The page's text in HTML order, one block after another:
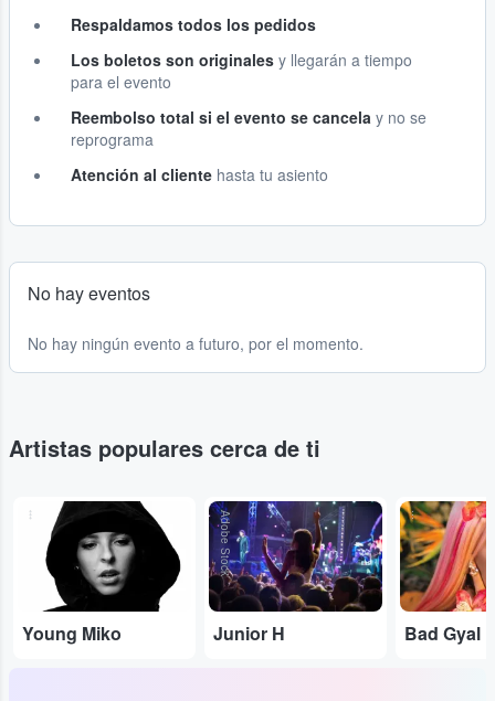
Respaldamos todos los pedidos
Los boletos son originales y llegarán a tiempo
para el evento
Reembolso total si el evento se cancela y no se
reprograma
Atención al cliente hasta tu asiento
No hay eventos
No hay ningún evento a futuro, por el momento.
Artistas populares cerca de ti
...
Young Miko
Adobe Stock
Junior H
...
Bad Gyal